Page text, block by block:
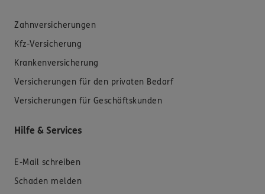
Zahnversicherungen
Kfz-Versicherung
Krankenversicherung
Versicherungen für den privaten Bedarf
Versicherungen für Geschäftskunden
Hilfe & Services
E-Mail schreiben
Schaden melden